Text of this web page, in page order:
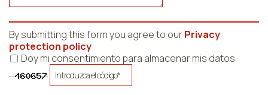
By submitting this form you agree to ourPrivacy
protection policy
Doy mi consentimiento para almacenar mis datos